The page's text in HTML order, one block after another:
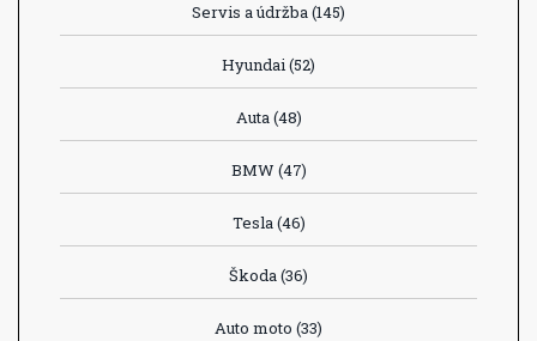
Servis a údržba(145)
Hyundai(52)
Auta(48)
BMW (47)
Tesla(46)
Škoda(36)
Auto moto (33)